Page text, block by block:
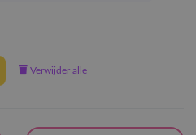
Verwijder alle